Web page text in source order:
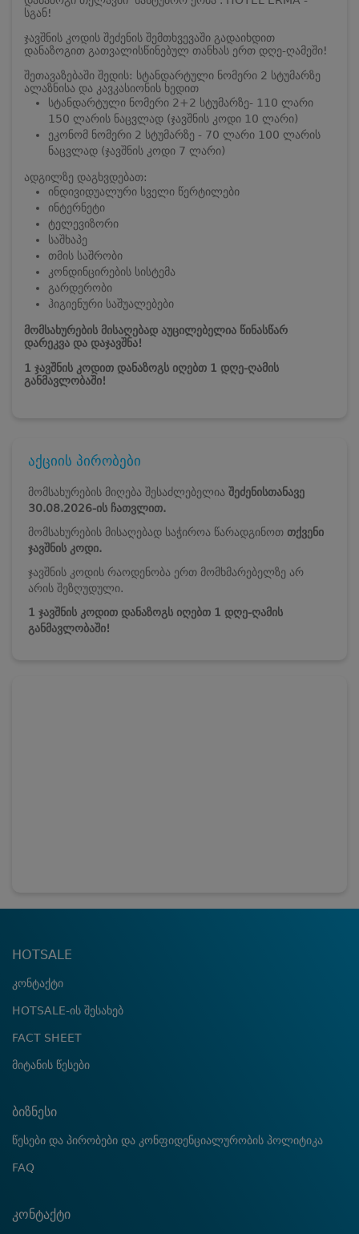
სგან!
ჯავშნის კოდის შეძენის შემთხვევაში გადაიხდით
დანაზოგით გათვალისწინებულ თანხას ერთ დღე-ღამეში!
შეთავაზებაში შედის: სტანდარტული ნომერი 2 სტუმარზე
ალაზნისა და კავკასიონის ხედით
სტანდარტული ნომერი 2+2 სტუმარზე- 110 ლარი
150 ლარის ნაცვლად (ჯავშნის კოდი 10 ლარი)
ეკონომ ნომერი 2 სტუმარზე - 70 ლარი 100 ლარის
ნაცვლად (ჯავშნის კოდი 7 ლარი)
ადგილზე დაგხვდებათ:
ინდივიდუალური სველი წერტილები
ინტერნეტი
ტელევიზორი
საშხაპე
თმის საშრობი
კონდინცირების სისტემა
გარდერობი
ჰიგიენური საშუალებები
მომსახურების მისაღებად აუცილებელია წინასწარ
დარეკვა და დაჯავშნა!
1 ჯავშნის კოდით დანაზოგს იღებთ 1 დღე-ღამის
განმავლობაში!
აქციის პირობები
მომსახურების მიღება შესაძლებელია შეძენისთანავე
30.08.2026-ის ჩათვლით.
მომსახურების მისაღებად საჭიროა წარადგინოთ თქვენი
ჯავშნის კოდი.
ჯავშნის კოდის რაოდენობა ერთ მომხმარებელზე არ
არის შეზღუდული.
1 ჯავშნის კოდით დანაზოგს იღებთ 1 დღე-ღამის
განმავლობაში!
HOTSALE
კონტაქტი
HOTSALE-ის შესახებ
FACT SHEET
მიტანის წესები
ბიზნესი
წესები და პირობები და კონფიდენციალურობის პოლიტიკა
FAQ
კონტაქტი